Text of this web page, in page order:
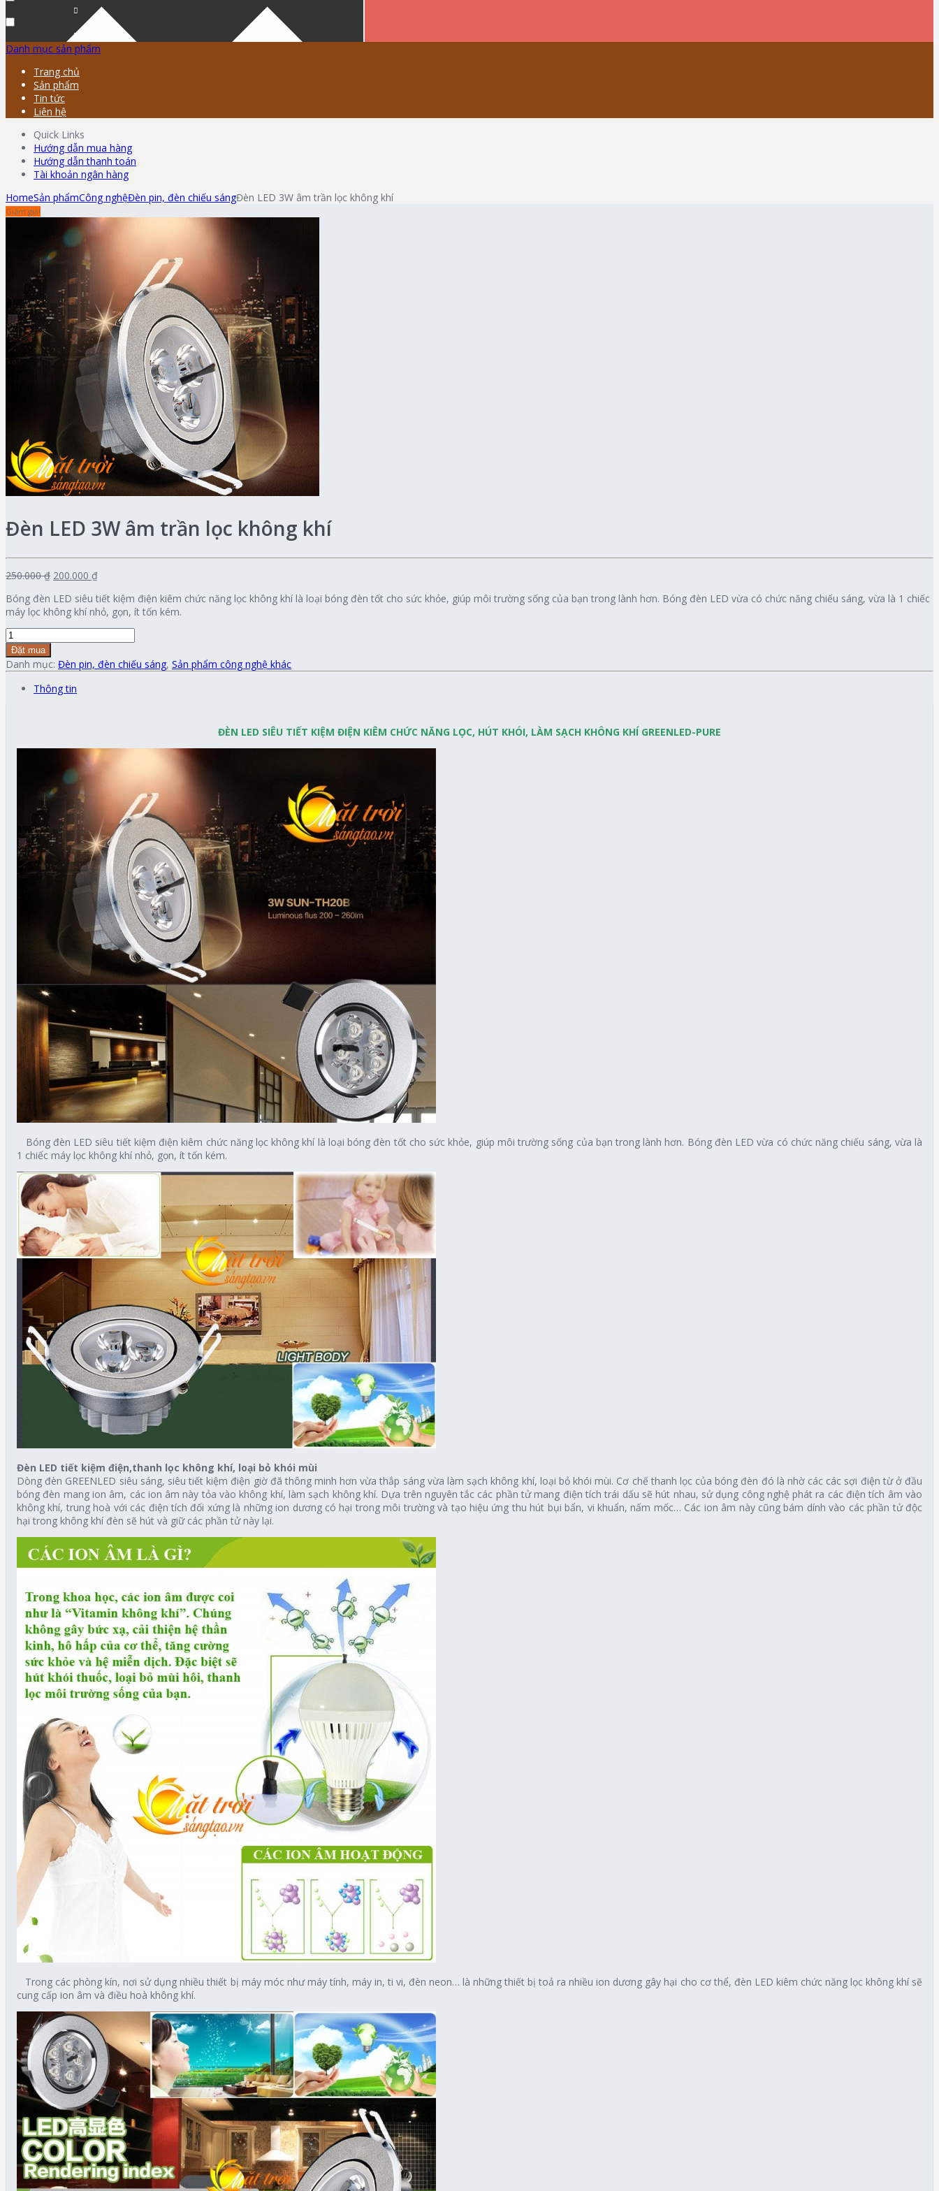
Danh mục sản phẩm
Trang chủ
Sản phẩm
Tin tức
Liên hệ
Quick Links
Hướng dẫn mua hàng
Hướng dẫn thanh toán
Tài khoản ngân hàng
HomeSản phẩmCông nghệĐèn pin, đèn chiếu sángĐèn LED 3W âm trần lọc không khí
Giảm giá!
Đèn LED 3W âm trần lọc không khí
250.000 ₫ 200.000 ₫
Bóng đèn LED siêu tiết kiệm điện kiêm chức năng lọc không khí là loại bóng đèn tốt cho sức khỏe, giúp môi trường sống của bạn trong lành hơn. Bóng đèn LED vừa có chức năng chiếu sáng, vừa là 1 chiếc
máy lọc không khí nhỏ, gọn, ít tốn kém.
Đặt mua
Danh mục: Đèn pin, đèn chiếu sáng, Sản phẩm công nghệ khác
Thông tin
ĐÈN LED SIÊU TIẾT KIỆM ĐIỆN KIÊM CHỨC NĂNG LỌC, HÚT KHÓI, LÀM SẠCH KHÔNG KHÍ GREENLED-PURE
Bóng đèn LED siêu tiết kiệm điện kiêm chức năng lọc không khí là loại bóng đèn tốt cho sức khỏe, giúp môi trường sống của bạn trong lành hơn. Bóng đèn LED vừa có chức năng chiếu sáng, vừa là
1 chiếc máy lọc không khí nhỏ, gọn, ít tốn kém.
Đèn LED tiết kiệm điện,thanh lọc không khí, loại bỏ khói mùi
Dòng đèn GREENLED siêu sáng, siêu tiết kiệm điện giờ đã thông minh hơn vừa thắp sáng vừa làm sạch không khí, loại bỏ khói mùi. Cơ chế thanh lọc của bóng đèn đó là nhờ các các sợi điện từ ở đầu
bóng đèn mang ion âm, các ion âm này tỏa vào không khí, làm sạch không khí. Dựa trên nguyên tắc các phần tử mang điện tích trái dấu sẽ hút nhau, sử dụng công nghệ phát ra các điện tích âm vào
không khí, trung hoà với các điện tích đối xứng là những ion dương có hại trong môi trường và tạo hiệu ứng thu hút bụi bẩn, vi khuẩn, nấm mốc… Các ion âm này cũng bám dính vào các phần tử độc
hại trong không khí đèn sẽ hút và giữ các phần tử này lại.
Trong các phòng kín, nơi sử dụng nhiều thiết bị máy móc như máy tính, máy in, ti vi, đèn neon… là những thiết bị toả ra nhiều ion dương gây hại cho cơ thể, đèn LED kiêm chức năng lọc không khí sẽ
cung cấp ion âm và điều hoà không khí.